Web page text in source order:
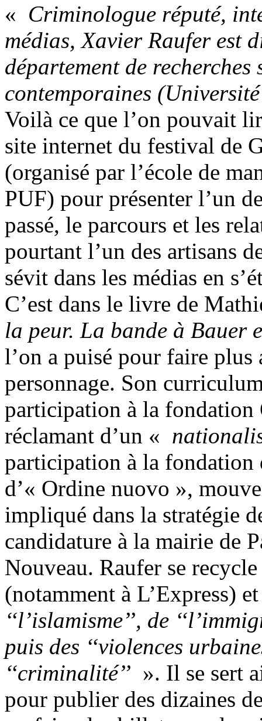
« Criminologue réputé,
médias, Xavier Raufer est
département de
contemporaines
Voilà ce que l’on pouvait
site internet du festival de
(organisé par l’école de
PUF) pour présenter l’un
passé, le parcours et les
pourtant l’un des artisans
sévit dans les médias en
C’est dans le livre de
la peur. La bande à Bauer
l’on a puisé pour faire plus
personnage. Son
participation à la fondation
réclamant d’un «
participation à la fondation
d’« Ordine nuovo »,
impliqué dans la stratégie
candidature à la mairie de
Nouveau. Raufer se
(notamment à L’Express)
‘‘l’islamisme’’, de
puis des ‘‘violences
‘‘criminalité’’ ». Il se sert
pour publier des dizaines